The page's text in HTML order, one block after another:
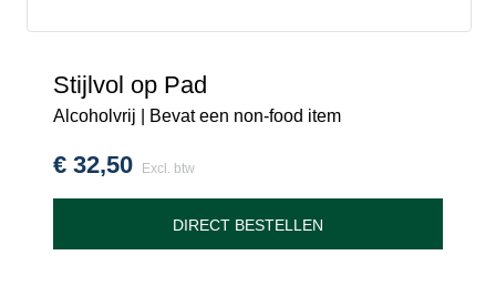
Stijlvol op Pad
Alcoholvrij | Bevat een non-food item
€ 32,50 Excl. btw
DIRECT BESTELLEN